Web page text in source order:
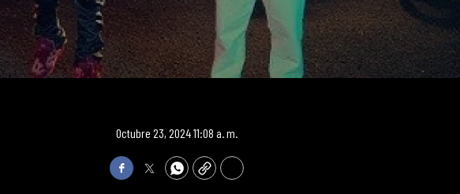
Octubre 23, 2024 11:08 a. m.
FacebookTwitterWhatsApp
Copy Print